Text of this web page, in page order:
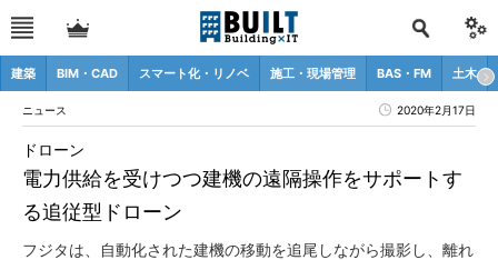
建築 BIM・CAD スマート化・リノベ 施工・現場管理 BAS・FM 土木
ニュース 2020年2月17日
電力供給を受けつつ建機の遠隔操作をサポートす
る追従型ドローン
ドローン
フジタは、自動化された建機の移動を追尾しながら撮影し、離れ